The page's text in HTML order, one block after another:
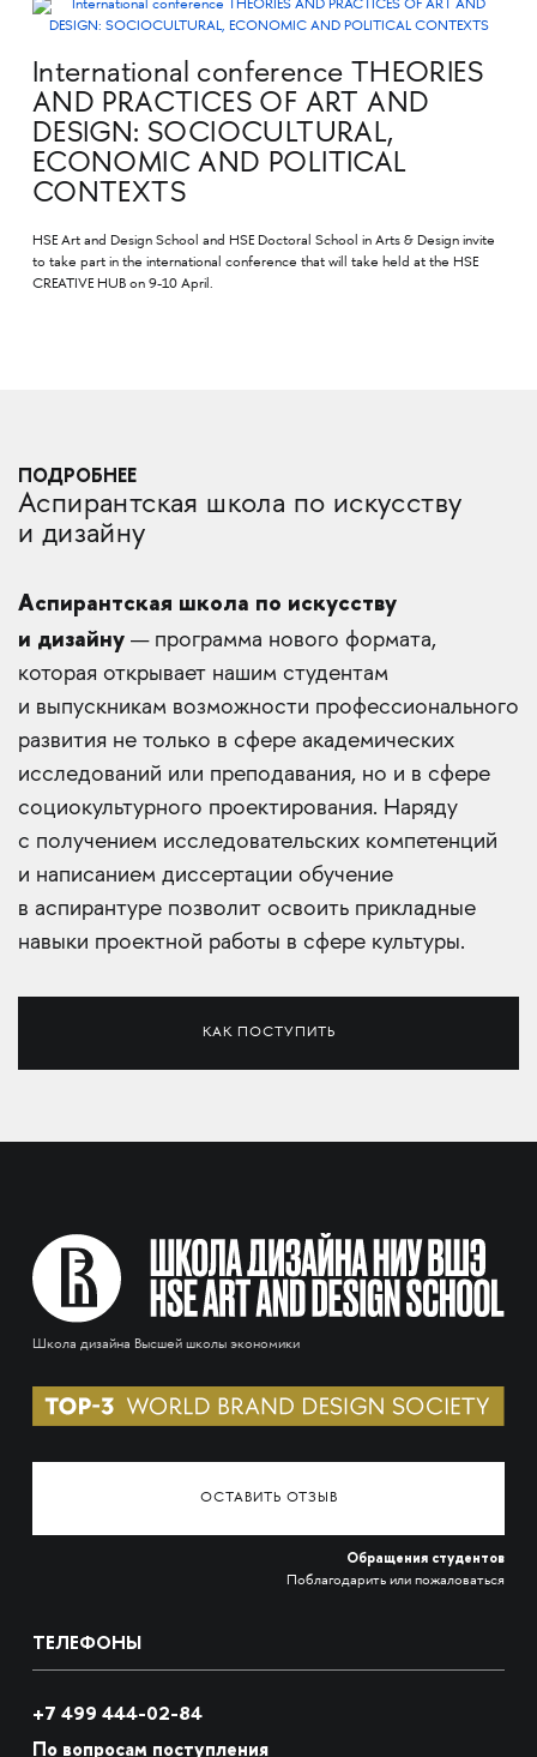
International conference THEORIES
AND PRACTICES OF ART AND
DESIGN: SOCIOCULTURAL,
ECONOMIC AND POLITICAL
CONTEXTS
HSE Art and Design School and HSE Doctoral School in Arts & Design invite
to take part in the international conference that will take held at the HSE
CREATIVE HUB on 9-10 April.
ПОДРОБНЕЕ
Аспирантская школа по искусству
и дизайну
Аспирантская школа по искусству
и дизайну — программа нового формата,
которая открывает нашим студентам
и выпускникам возможности профессионального
развития не только в сфере академических
исследований или преподавания, но и в сфере
социокультурного проектирования. Наряду
с получением исследовательских компетенций
и написанием диссертации обучение
в аспирантуре позволит освоить прикладные
навыки проектной работы в сфере культуры.
КАК ПОСТУПИТЬ
Школа дизайна Высшей школы экономики
ОСТАВИТЬ ОТЗЫВ
Обращения студентов
Поблагодарить или пожаловаться
ТЕЛЕФОНЫ
+7 499 444-02-84
По вопросам поступления